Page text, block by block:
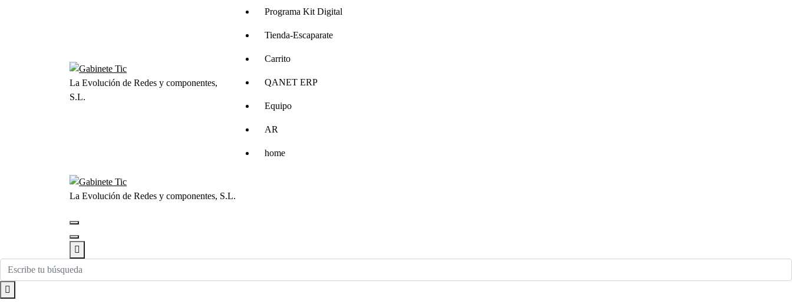
La Evolución de Redes y componentes,
S.L.
Programa Kit Digital
Tienda-Escaparate
Carrito
QANET ERP
Equipo
AR
home
La Evolución de Redes y componentes, S.L.